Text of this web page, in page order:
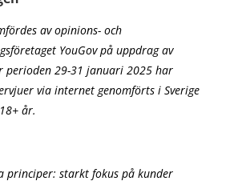
av opinions- och
YouGov på uppdrag av
perioden 29-31 januari 2025 har
via internet genomförts i Sverige
år.
principer: starkt fokus på kunder